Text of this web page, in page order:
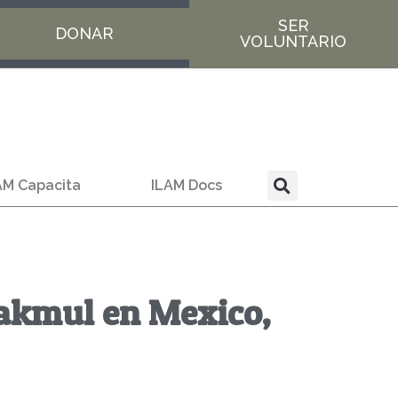
DONAR
SER
VOLUNTARIO
Capacita ILAM Docs
en Mexico,